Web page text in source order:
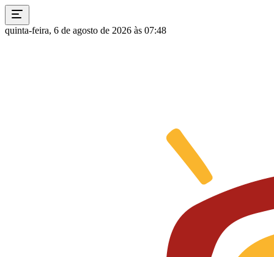
quinta-feira, 6 de agosto de 2026 às 07:48